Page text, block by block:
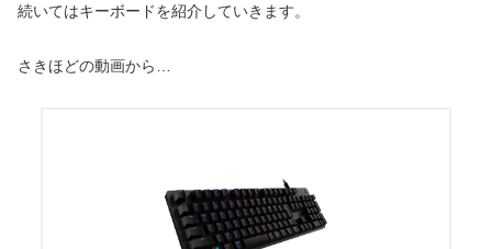
続いてはキーボードを紹介していきます。
さきほどの動画から…